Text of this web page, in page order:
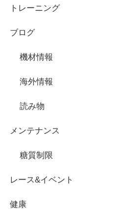
トレーニング
ブログ
機材情報
海外情報
読み物
メンテナンス
糖質制限
レース&イベント
健康